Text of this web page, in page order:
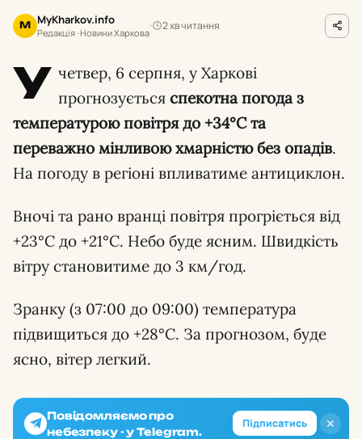
M MyKharkov.info
Редакція · Новини Харкова
2 хв читання
У четвер, 6 серпня, у Харкові
прогнозуєтьсяспекотна погода з
температурою повітря до +34°C та
переважно мінливою хмарністю без опадів.
На погоду в регіоні впливатиме антициклон.
Вночі та рано вранці повітря прогріється від
+23°C до +21°C. Небо буде ясним. Швидкість
вітру становитиме до 3 км/год.
Зранку (з 07:00 до 09:00) температура
підвищиться до +28°C. За прогнозом, буде
ясно, вітер легкий.
✕
Повідомляємо про
небезпеку - у Telegram.
Підписатись